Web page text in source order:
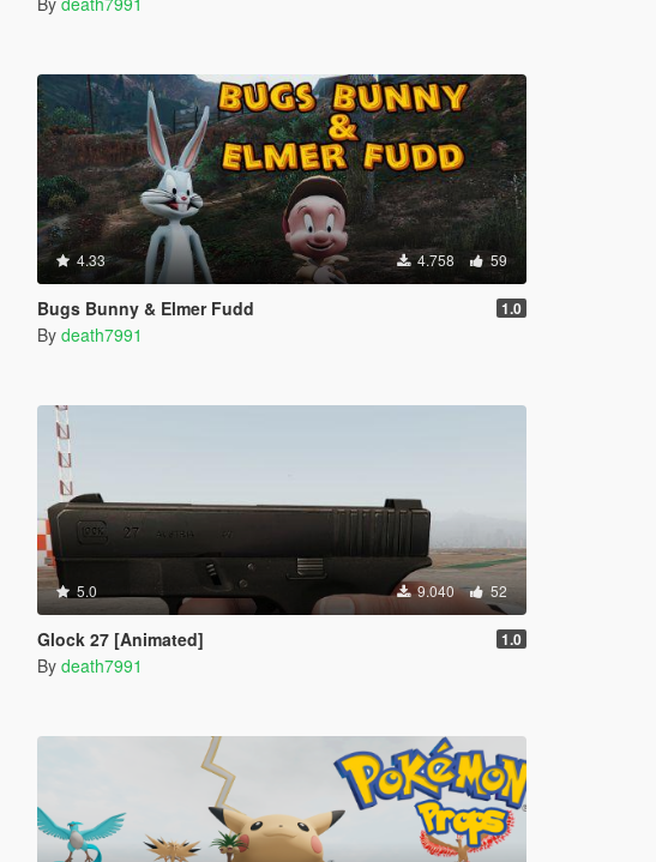
4.33 4.758 59
Bugs Bunny & Elmer Fudd 1.0
By death7991
5.0 9.040 52
Glock 27 [Animated] 1.0
By death7991